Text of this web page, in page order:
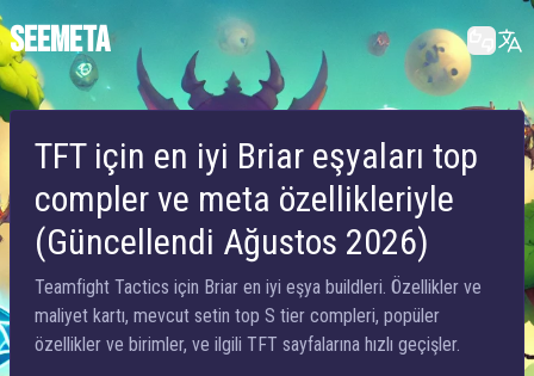
SEEMETA
TFT için en iyi Briar eşyaları top
compler ve meta özellikleriyle
(Güncellendi Ağustos 2026)
Teamfight Tactics için Briar en iyi eşya buildleri. Özellikler ve
maliyet kartı, mevcut setin top S tier compleri, popüler
özellikler ve birimler, ve ilgili TFT sayfalarına hızlı geçişler.